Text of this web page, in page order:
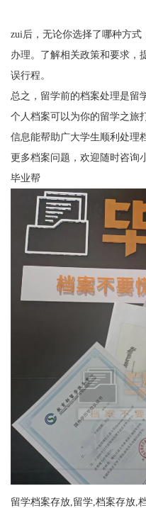
zui后，无论你选择了哪种方
办理。了解相关政策和要求，
误行程。
总之，留学前的档案处理是留
个人档案可以为你的留学之旅
信息能帮助广大学生顺利处理
更多档案问题，欢迎随时咨询
毕业帮
留学档案存放,留学,档案存放,